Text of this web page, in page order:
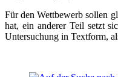
Für den Wettbewerb sollen
hat, ein anderer Teil setzt
Untersuchung in Textform,